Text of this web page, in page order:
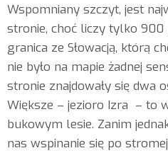
Wspomniany szczyt, jest
stronie, choć liczy tylko 900
granica ze Słowacją, którą
nie było na mapie żadnej
stronie znajdowały się dwa
Większe – jezioro Izra – to
bukowym lesie. Zanim
nas wspinanie się po